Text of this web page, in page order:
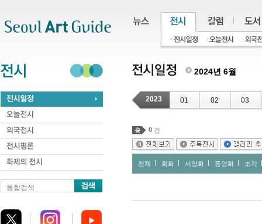
통합검색
2024년 6월
2023 01 02 03
0 건
전체 회화 서양화 동양화 조각